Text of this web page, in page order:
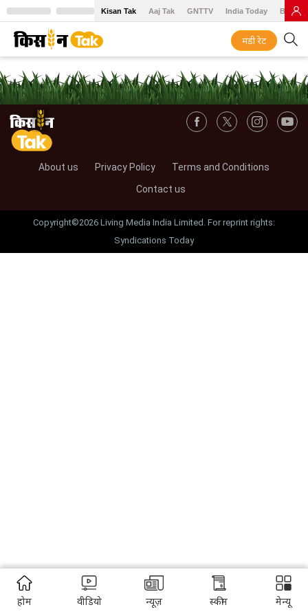
Kisan Tak Aaj Tak GNTTV India Today BT
मंडी रेट
About us Privacy Policy
Terms and Conditions
Contact us
Copyright©2026 Living Media India Limited. For reprint rights:
Syndications Today
होम वीडियो न्यूज़ स्कीम मेन्यू